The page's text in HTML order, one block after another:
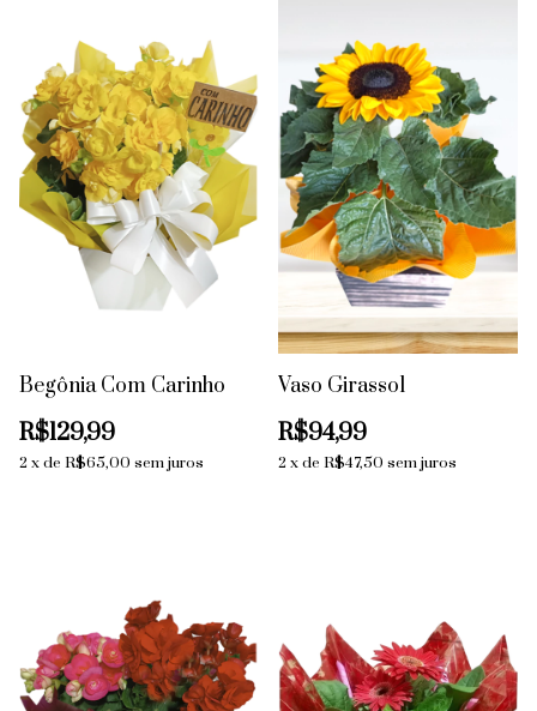
Begônia Com Carinho
R$129,99
2 xde R$65,00 sem juros
Vaso Girassol
R$94,99
2 xde R$47,50 sem juros